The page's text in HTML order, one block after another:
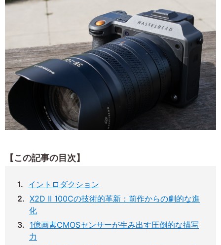
【この記事の目次】
イントロダクション
X2D II 100Cの技術的革新：前作からの劇的な進
化
1億画素CMOSセンサーが生み出す圧倒的な描写
力